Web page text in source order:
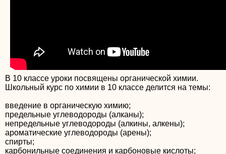
В 10 классе уроки посвящены органической химии.
Школьный курс по химии в 10 классе делится на темы:
введение в органическую химию;
предельные углеводороды (алканы);
непредельные углеводороды (алкины, алкены);
ароматические углеводороды (арены);
спирты;
карбонильные соединения и карбоновые кислоты;